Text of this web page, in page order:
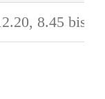
8.45 bis